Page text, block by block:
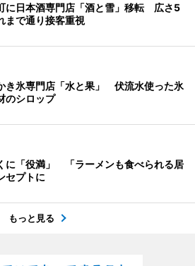
に日本酒専門店「酒と雪」移転 広さ5
まで通り接客重視
き氷専門店「水と果」 伏流水使った氷
のシロップ
に「役満」 「ラーメンも食べられる居
セプトに
もっと見る